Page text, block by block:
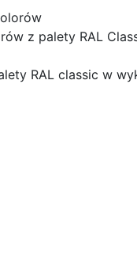
z palety RAL
RAL classic w